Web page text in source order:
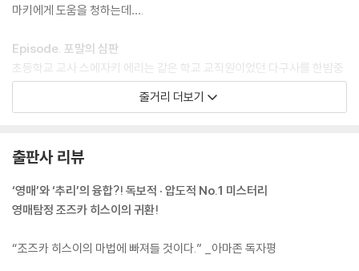
든 단서가 제시됐습니다.”
익숙한 그 모습을 보고 마코토는 납득했다.
아무래도 보고서에 적을 내용이 단번에 늘어날 것 같다.
를 추리할 수 있습니까?”
--- p.108
마키에게 도움을 청하는데….
Episode. 포말의 심판
초등학교 교사 스에자키 에리는 같은 학교 교직원이었던 다구사를 한밤중
에 교실로 불러내 자살로 보이게끔 살해한다. 끔찍한 사건으로 인한 소동
도 잠시뿐. 차츰 평화를 되찾아가던 학교에, 생뚱맞게 화려한 차림의 여성
Episode. 신용할 수 없는 목격자
탐정회사를 크게 성공시킨 전직 형사 운노 야스노리. 부하 직원 소네모토
하우와 경험을 바탕으로, 현장에 남았을지 모를 증거를 완벽히 없앴지만,
줄거리 더보기
출판사 리뷰
‘영매’와 ‘추리’의 융합?! 독보적 · 압도적 No.1 미스터리
영매탐정 조즈카 히스이의 귀환!
“조즈카 히스이의 마법에 빠져들 것이다.” _아마존 독자평